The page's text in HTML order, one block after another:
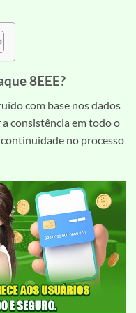
8EEE?
com base nos dados
consistência em todo o
no processo